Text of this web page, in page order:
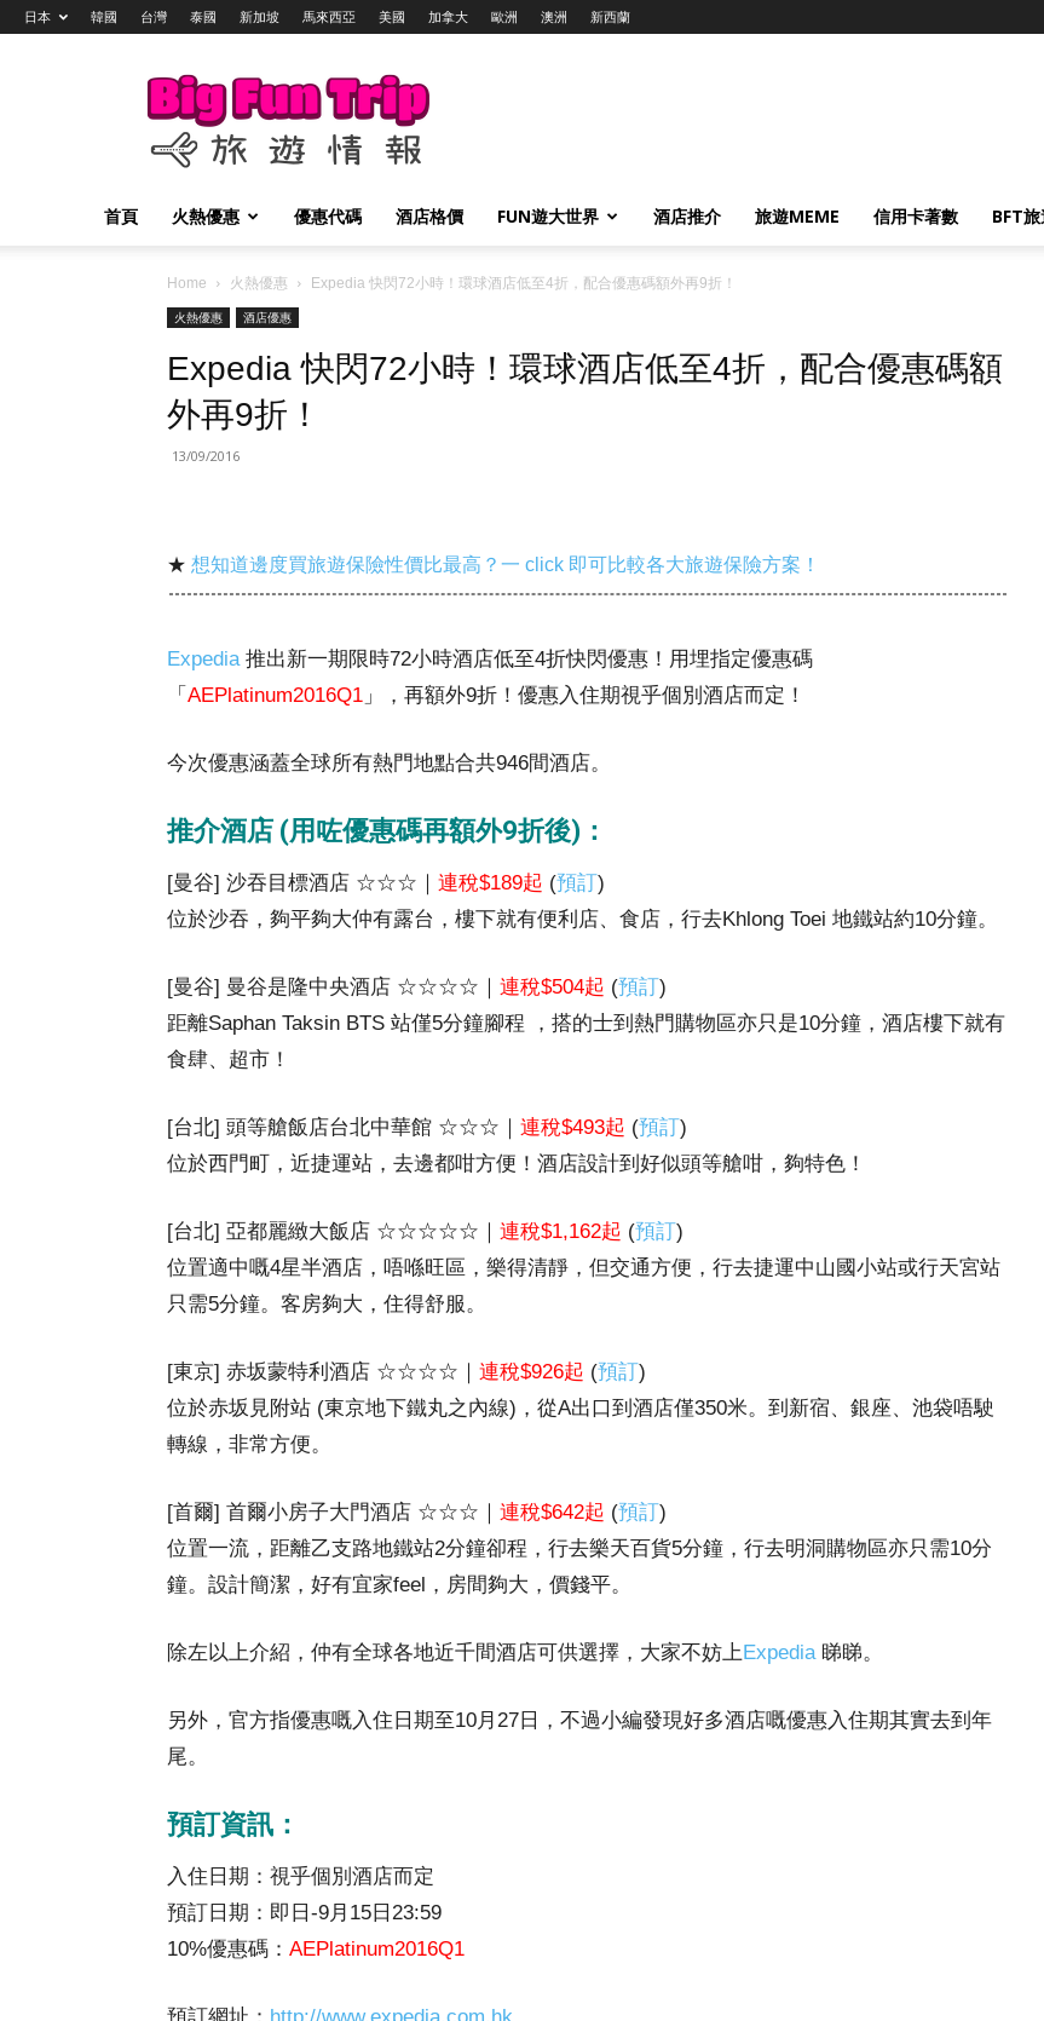
日本 韓國 台灣 泰國 新加坡 馬來西亞 美國 加拿大 歐洲 澳洲 新西蘭
Big
Trip
旅
情
報
首頁 火熱優惠 優惠代碼 酒店格價 FUN遊大世界 酒店推介 旅遊MEME 信用卡著數 BFT
Home 火熱優惠
Expedia 快閃72小時！環球酒店低至4折，配合優惠碼額外再9折！
火熱優惠
酒店優惠
Expedia 快閃72小時！環球酒店低至4折，配合優惠碼額
外再9折！
13/09/2016
★ 想知道邊度買旅遊保險性價比最高？一 click 即可比較各大旅遊保險方案！
Expedia推出新一期限時72小時酒店低至4折快閃優惠！用埋指定優惠碼
「 AEPlatinum2016Q1 」，再額外9折！優惠入住期視乎個別酒店而定！
今次優惠涵蓋全球所有熱門地點合共946間酒店。
推介酒店 (用咗優惠碼再額外9折後)：
[曼谷] 沙吞目標酒店 ☆☆☆｜ 連稅$189起 (預訂)
位於沙吞，夠平夠大仲有露台，樓下就有便利店、食店，行去Khlong Toei 地鐵站約10分鐘。
[曼谷] 曼谷是隆中央酒店 ☆☆☆☆｜ 連稅$504起 (預訂)
距離Saphan Taksin BTS 站僅5分鐘腳程 ，搭的士到熱門購物區亦只是10分鐘，酒店樓下就有
食肆、超市！
[台北] 頭等艙飯店台北中華館 ☆☆☆｜ 連稅$493起 (預訂)
位於西門町，近捷運站，去邊都咁方便！酒店設計到好似頭等艙咁，夠特色！
[台北] 亞都麗緻大飯店 ☆☆☆☆☆｜ 連稅$1,162起 (預訂)
位置適中嘅4星半酒店，唔喺旺區，樂得清靜，但交通方便，行去捷運中山國小站或行天宮站
只需5分鐘。客房夠大，住得舒服。
[東京] 赤坂蒙特利酒店 ☆☆☆☆ ｜ 連稅$926起 (預訂)
位於赤坂見附站 (東京地下鐵丸之內線)，從A出口到酒店僅350米。到新宿、銀座、池袋唔駛
轉線，非常方便。
[首爾] 首爾小房子大門酒店 ☆☆☆｜ 連稅$642起 (預訂)
位置一流，距離乙支路地鐵站2分鐘卻程，行去樂天百貨5分鐘，行去明洞購物區亦只需10分
鐘。設計簡潔，好有宜家feel，房間夠大，價錢平。
除左以上介紹，仲有全球各地近千間酒店可供選擇，大家不妨上Expedia睇睇。
另外，官方指優惠嘅入住日期至10月27日，不過小編發現好多酒店嘅優惠入住期其實去到年
尾。
預訂資訊：
入住日期：視乎個別酒店而定
預訂日期：即日-9月15日23:59
10%優惠碼： AEPlatinum2016Q1